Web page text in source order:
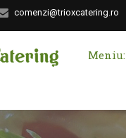
comenzi@trioxcatering.ro
Meniu: